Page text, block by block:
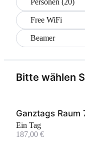
Personen (20)
Free WiFi
Beamer
Bitte wählen
Ganztags Raum
Ein Tag
187,00 €